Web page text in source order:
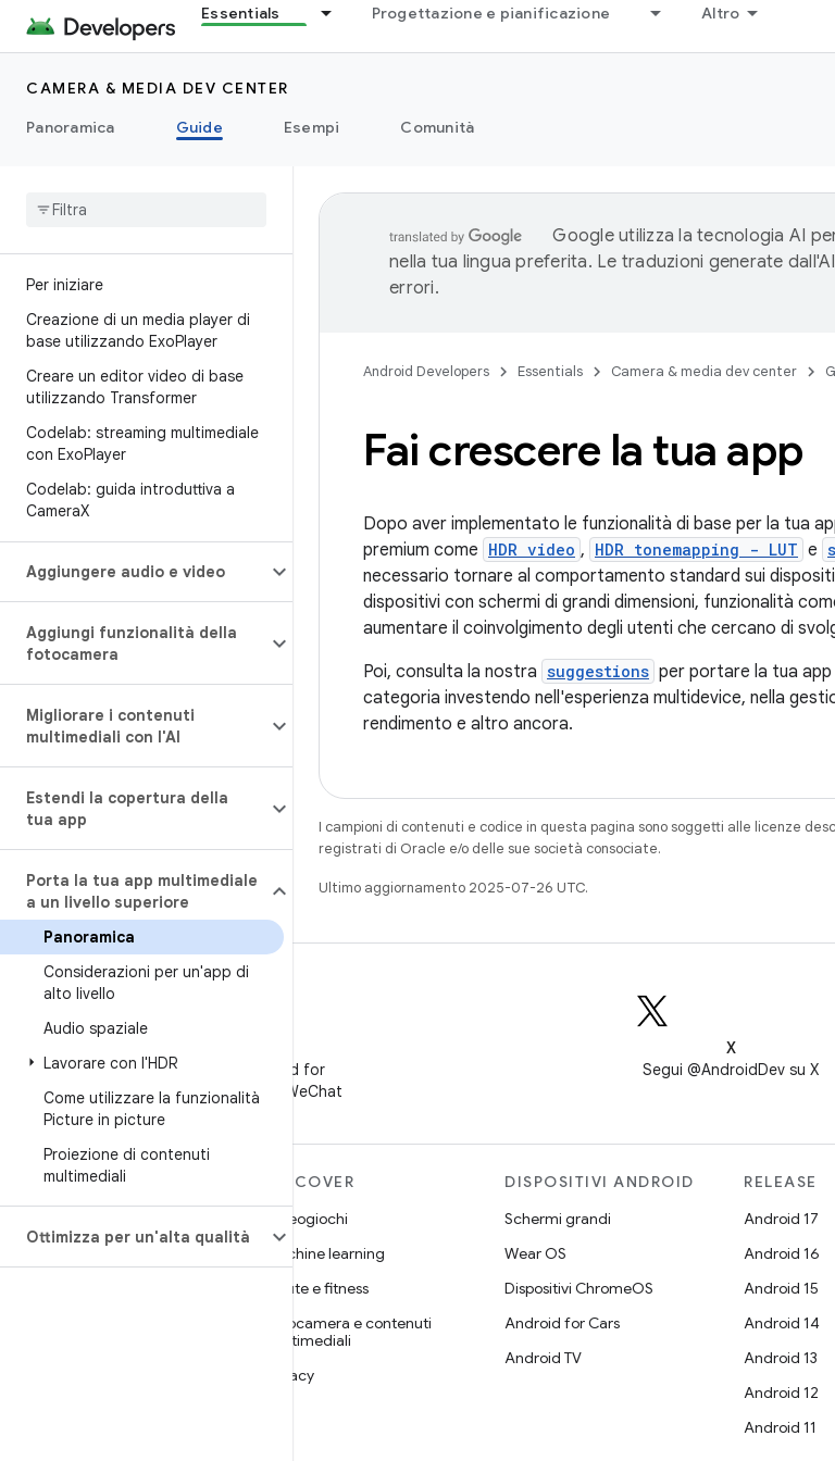
Essentials Progettazione e pianificazione Altro
CAMERA & MEDIA DEV CENTER
Panoramica
Guide Esempi Comunità
Per iniziare
Creazione di un media player di
base utilizzando ExoPlayer
Creare un editor video di base
utilizzando Transformer
Codelab: streaming multimediale
con ExoPlayer
Codelab: guida introduttiva a
CameraX
Aggiungere audio e video
Aggiungi funzionalità della
fotocamera
Migliorare i contenuti
multimediali con l'AI
Estendi la copertura della
tua app
Porta la tua app multimediale
a un livello superiore
Panoramica
Considerazioni per un'app di
alto livello
Audio spaziale
Lavorare con l'HDR
Come utilizzare la funzionalità
Picture in picture
Proiezione di contenuti
multimediali
Ottimizza per un'alta qualità
Google utilizza la tecnologia AI
nella tua lingua preferita. Le traduzioni generate
errori.
Android Developers Essentials Camera & media dev center
Fai crescere la tua app
Dopo aver implementato le funzionalità di base per la tua
premium come HDR video , HDR tonemapping - LUT e
necessario tornare al comportamento standard sui
dispositivi con schermi di grandi dimensioni, funzionalità
aumentare il coinvolgimento degli utenti che cercano di
Poi, consulta la nostra suggestions per portare la tua app
categoria investendo nell'esperienza multidevice, nella
rendimento e altro ancora.
I campioni di contenuti e codice in questa pagina sono soggetti alle licenze
registrati di Oracle e/o delle sue società consociate.
Ultimo aggiornamento 2025-07-26 UTC.
Segui Android for
Developers su WeChat
X
Segui @AndroidDev su X
ULTERIORI
INFORMAZIONI SU
Android
DISCOVER
Videogiochi
Machine learning
Salute e fitness
Fotocamera e contenuti
multimediali
Privacy
DISPOSITIVI ANDROID
Schermi grandi
Wear OS
Dispositivi ChromeOS
Android for Cars
Android TV
RELEASE
Android 17
Android 16
Android 15
Android 14
Android 13
Android 12
Android 11